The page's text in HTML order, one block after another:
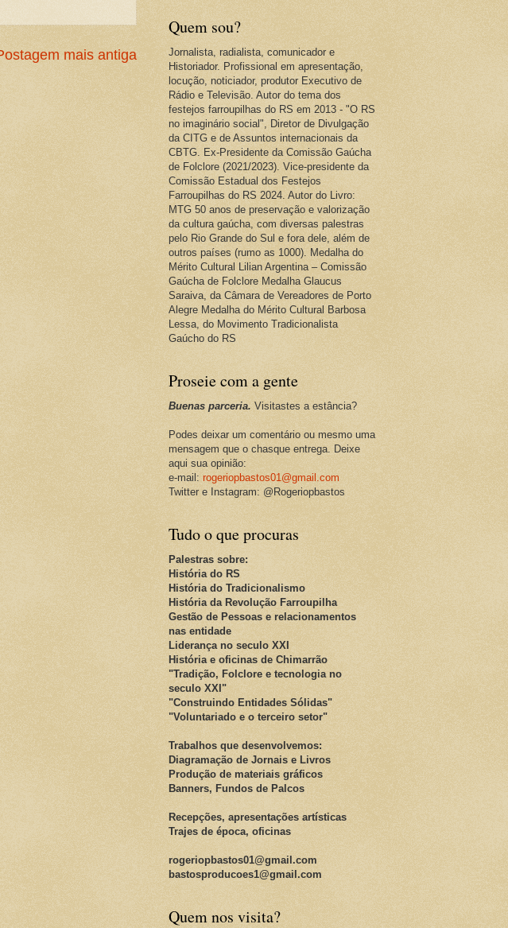
mais antiga
Quem sou?
Jornalista, radialista, comunicador e
Historiador. Profissional em apresentação,
locução, noticiador, produtor Executivo de
Rádio e Televisão. Autor do tema dos
festejos farroupilhas do RS em 2013 - "O RS
no imaginário social", Diretor de Divulgação
da CITG e de Assuntos internacionais da
CBTG. Ex-Presidente da Comissão Gaúcha
de Folclore (2021/2023). Vice-presidente da
Comissão Estadual dos Festejos
Farroupilhas do RS 2024. Autor do Livro:
MTG 50 anos de preservação e valorização
da cultura gaúcha, com diversas palestras
pelo Rio Grande do Sul e fora dele, além de
outros países (rumo as 1000). Medalha do
Mérito Cultural Lilian Argentina – Comissão
Gaúcha de Folclore Medalha Glaucus
Saraiva, da Câmara de Vereadores de Porto
Alegre Medalha do Mérito Cultural Barbosa
Lessa, do Movimento Tradicionalista
Gaúcho do RS
Proseie com a gente
Buenas parceria. Visitastes a estância?
Podes deixar um comentário ou mesmo uma
mensagem que o chasque entrega. Deixe
aqui sua opinião:
e-mail: rogeriopbastos01@gmail.com
Twitter e Instagram: @Rogeriopbastos
Tudo o que procuras
Palestras sobre:
História do RS
História do Tradicionalismo
História da Revolução Farroupilha
Gestão de Pessoas e relacionamentos
nas entidade
Liderança no seculo XXI
História e oficinas de Chimarrão
"Tradição, Folclore e tecnologia no
seculo XXI"
"Construindo Entidades Sólidas"
"Voluntariado e o terceiro setor"
Trabalhos que desenvolvemos:
Diagramação de Jornais e Livros
Produção de materiais gráficos
Banners, Fundos de Palcos
Recepções, apresentações artísticas
Trajes de época, oficinas
rogeriopbastos01@gmail.com
bastosproducoes1@gmail.com
Quem nos visita?